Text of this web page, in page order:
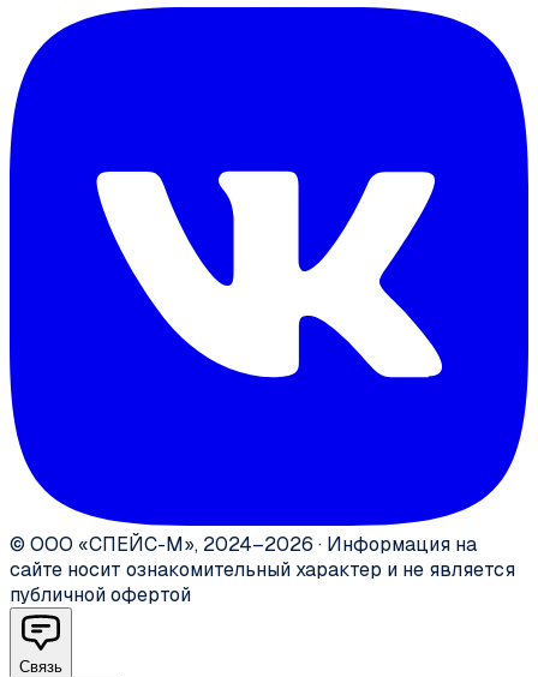
© ООО «СПЕЙС-М», 2024–2026 · Информация на
сайте носит ознакомительный характер и не является
публичной офертой
Связь